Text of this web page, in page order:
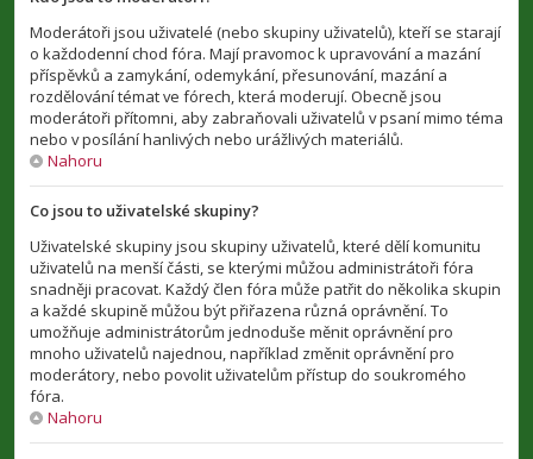
Moderátoři jsou uživatelé (nebo skupiny uživatelů), kteří se starají
o každodenní chod fóra. Mají pravomoc k upravování a mazání
příspěvků a zamykání, odemykání, přesunování, mazání a
rozdělování témat ve fórech, která moderují. Obecně jsou
moderátoři přítomni, aby zabraňovali uživatelů v psaní mimo téma
nebo v posílání hanlivých nebo urážlivých materiálů.
Nahoru
Co jsou to uživatelské skupiny?
Uživatelské skupiny jsou skupiny uživatelů, které dělí komunitu
uživatelů na menší části, se kterými můžou administrátoři fóra
snadněji pracovat. Každý člen fóra může patřit do několika skupin
a každé skupině můžou být přiřazena různá oprávnění. To
umožňuje administrátorům jednoduše měnit oprávnění pro
mnoho uživatelů najednou, například změnit oprávnění pro
moderátory, nebo povolit uživatelům přístup do soukromého
fóra.
Nahoru